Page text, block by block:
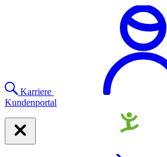
Karriere
Kundenportal